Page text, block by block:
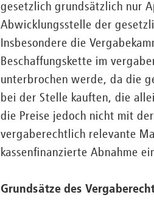
gesetzlich grundsätzlich nur
Abwicklungsstelle der
Insbesondere die
Beschaffungskette im
unterbrochen werde, da die
bei der Stelle kauften, die
die Preise jedoch nicht mit
vergaberechtlich relevante
kassenfinanzierte Abnahme
Grundsätze des